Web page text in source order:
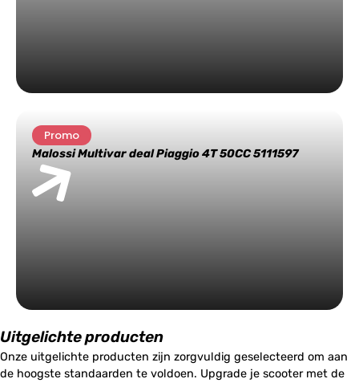
Promo
Malossi Multivar deal Piaggio 4T 50CC 5111597
Uitgelichte producten
Onze uitgelichte producten zijn zorgvuldig geselecteerd om aan
de hoogste standaarden te voldoen. Upgrade je scooter met de